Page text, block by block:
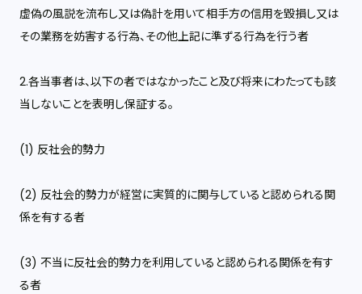
虚偽の風説を流布し又は偽計を用いて相手方の信用を毀損し又は
その業務を妨害する行為、その他上記に準ずる行為を行う者
2.各当事者は、以下の者ではなかったこと及び将来にわたっても該
当しないことを表明し保証する。
(1) 反社会的勢力
(2) 反社会的勢力が経営に実質的に関与していると認められる関
係を有する者
(3) 不当に反社会的勢力を利用していると認められる関係を有す
る者